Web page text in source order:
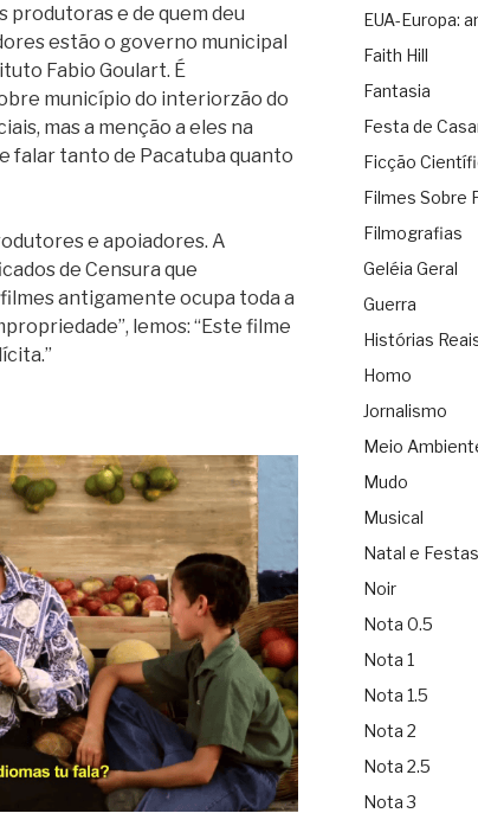
produtoras e de quem deu
estão o governo municipal
Fabio Goulart. É
município do interiorzão do
mas a menção a eles na
falar tanto de Pacatuba quanto
e apoiadores. A
de Censura que
antigamente ocupa toda a
lemos: “Este filme
EUA-Europa:
Faith Hill
Fantasia
Festa de
Ficção
Filmes Sobre
Filmografias
Geléia Geral
Guerra
Histórias
Homo
Jornalismo
Meio
Mudo
Musical
Natal e Festas
Noir
Nota 0.5
Nota 1
Nota 1.5
Nota 2
Nota 2.5
Nota 3